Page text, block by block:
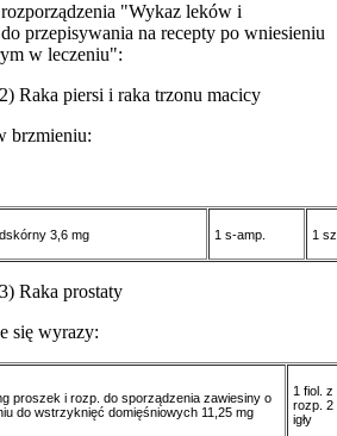
"Wykaz leków i
przepisywania na recepty po wniesieniu
w leczeniu":
Raka piersi i raka trzonu macicy
brzmieniu:
3,6 mg 1 s-amp. 1
Raka prostaty
się wyrazy:
proszek i rozp. do sporządzenia zawiesiny o
do wstrzyknięć domięśniowych 11,25 mg
1 fiol. z
rozp. 2
igły